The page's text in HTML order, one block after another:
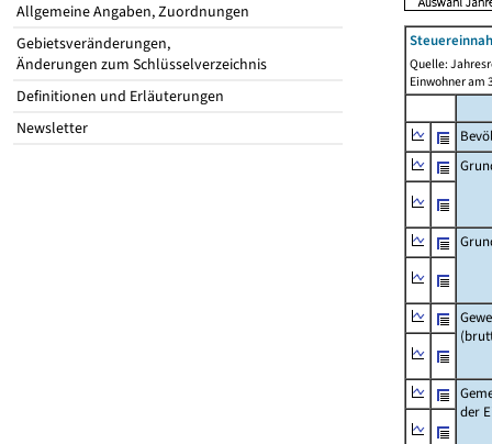
Allgemeine Angaben, Zuordnungen
Gebietsveränderungen,
Änderungen zum Schlüsselverzeichnis
Definitionen und Erläuterungen
Newsletter
Quelle:
Einwohner am
der